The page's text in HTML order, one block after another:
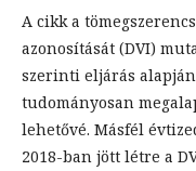
A cikk a
azonosítását (DVI)
szerinti eljárás
tudományosan
lehetővé. Másfél
2018-ban jött létre a